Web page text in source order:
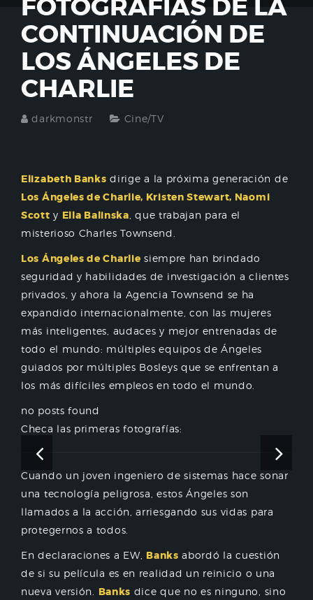
FOTOGRAFÍAS DE LA
CONTINUACIÓN DE
LOS ÁNGELES DE
CHARLIE
darkmonstr Cine/TV
Elizabeth Banks dirige a la próxima generación de
Los Ángeles de Charlie, Kristen Stewart, Naomi
Scott y Ella Balinska , que trabajan para el
misterioso Charles Townsend.
Los Ángeles de Charlie siempre han brindado
seguridad y habilidades de investigación a clientes
privados, y ahora la Agencia Townsend se ha
expandido internacionalmente, con las mujeres
más inteligentes, audaces y mejor entrenadas de
todo el mundo: múltiples equipos de Ángeles
guiados por múltiples Bosleys que se enfrentan a
los más difíciles empleos en todo el mundo.
no posts found
Checa las primeras fotografías:
Cuando un joven ingeniero de sistemas hace sonar
una tecnología peligrosa, estos Ángeles son
llamados a la acción, arriesgando sus vidas para
protegernos a todos.
En declaraciones a EW, Banks abordó la cuestión
de si su película es en realidad un reinicio o una
nueva versión.
Banks dice que no es ninguno, sino